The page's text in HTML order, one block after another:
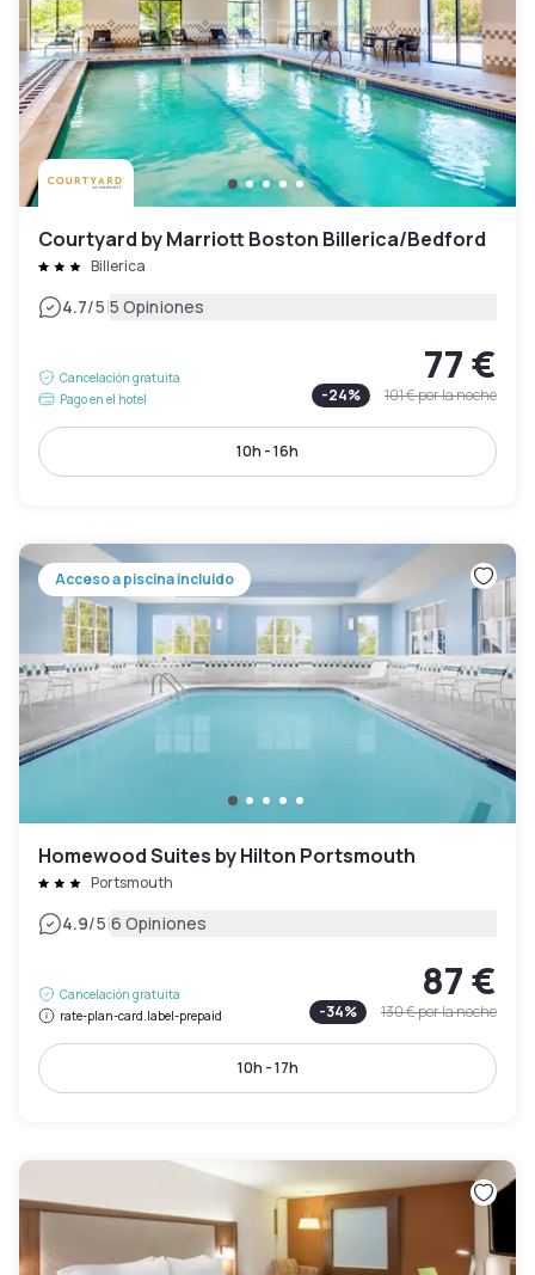
Courtyard by Marriott Boston Billerica/Bedford
Billerica
4.7/5|5 Opiniones
Cancelación gratuita
Pago en el hotel
77 €
-24% 101 €por la noche
10h - 16h
Acceso a piscina incluido
Homewood Suites by Hilton Portsmouth
Portsmouth
4.9/5|6 Opiniones
Cancelación gratuita
rate-plan-card.label-prepaid
87 €
-34% 130 €por la noche
10h - 17h